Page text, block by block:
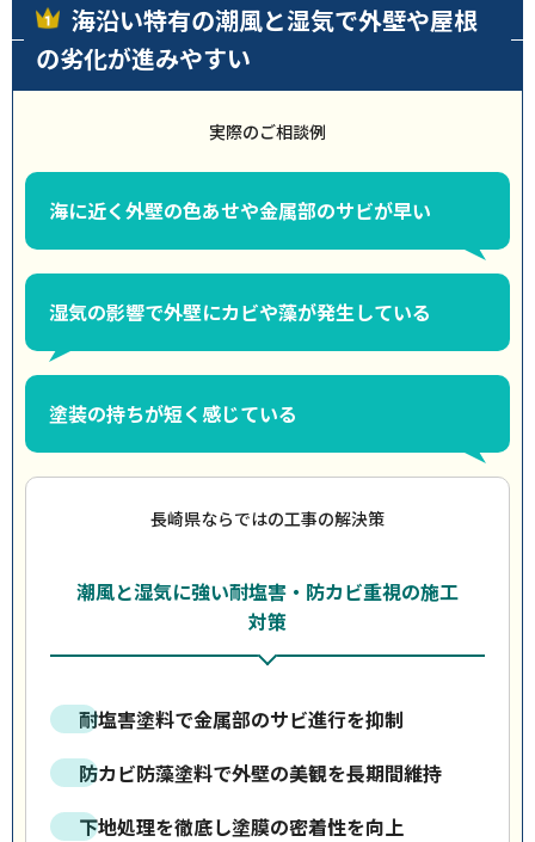
海沿い特有の潮風と湿気で外壁や屋根
の劣化が進みやすい
実際のご相談例
海に近く外壁の色あせや金属部のサビが早い
湿気の影響で外壁にカビや藻が発生している
塗装の持ちが短く感じている
長崎県ならではの工事の解決策
潮風と湿気に強い耐塩害・防カビ重視の施工
対策
耐塩害塗料で金属部のサビ進行を抑制
防カビ防藻塗料で外壁の美観を長期間維持
下地処理を徹底し塗膜の密着性を向上